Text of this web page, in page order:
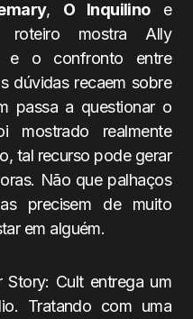
, O Inquilinoe
mostra Ally
e o confronto entre
dúvidas recaem sobre
passa a questionar o
realmente
tal recurso pode gerar
Não que palhaços
precisem de muito
em alguém.
Story: Cult entrega um
Tratando com uma